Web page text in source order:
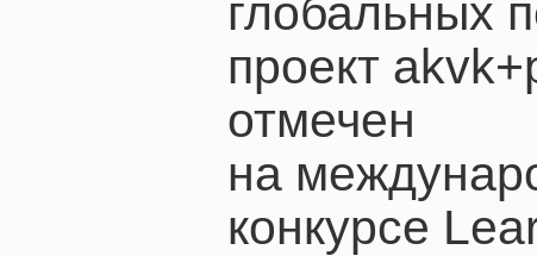
глобальных
проект
отмечен
на
конкурсе